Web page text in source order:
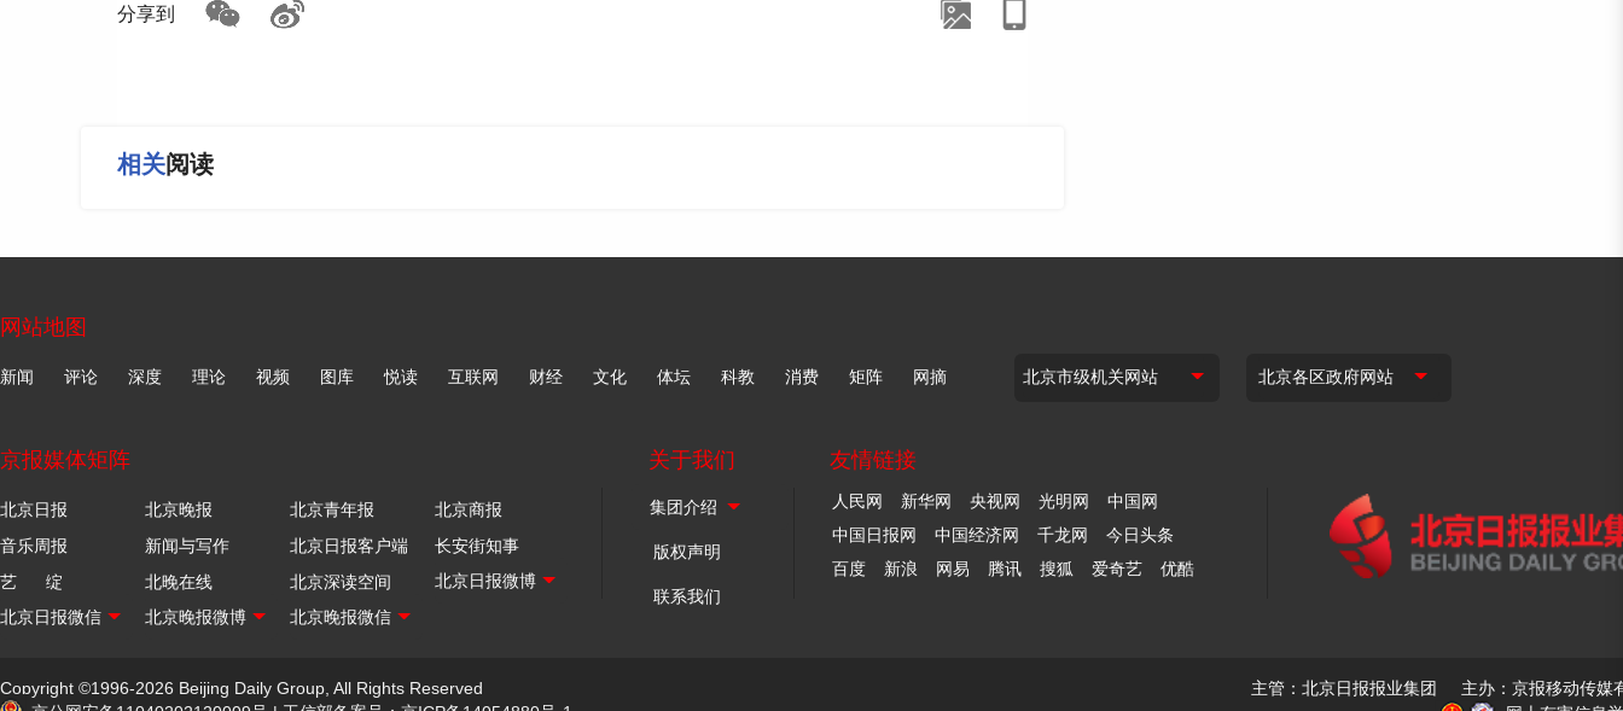
分享到
相关阅读
网站地图
新闻 评论 深度 理论 视频 图库 悦读 互联网 财经 文化 体坛 科教 消费 矩阵 网摘
京报媒体矩阵
北京日报 北京晚报 北京青年报
北京商报
音乐周报
新闻与写作 北京日报客户端
长安街知事
艺 绽
北晚在线 北京深读空间
关于我们
版权声明
联系我们
友情链接
人民网 新华网 央视网 光明网
中国网
中国日报网
中国经济网 千龙网
今日头条
百度
新浪 网易 腾讯 搜狐 爱奇艺 优酷
Copyright ©1996-2026 Beijing Daily Group, All Rights Reserved
主管：北京日报报业集团 主办：京报移动传媒